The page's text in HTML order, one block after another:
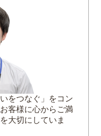
Endangered
デザインした特別
Day Cover）
い！国連切手買取
保存状態
らのり）」の有
をつなぐ」をコン
客様に心からご満
大切にしていま